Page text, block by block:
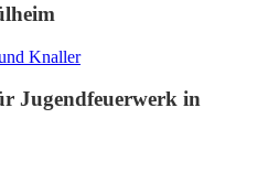
Knaller
Jugendfeuerwerk in